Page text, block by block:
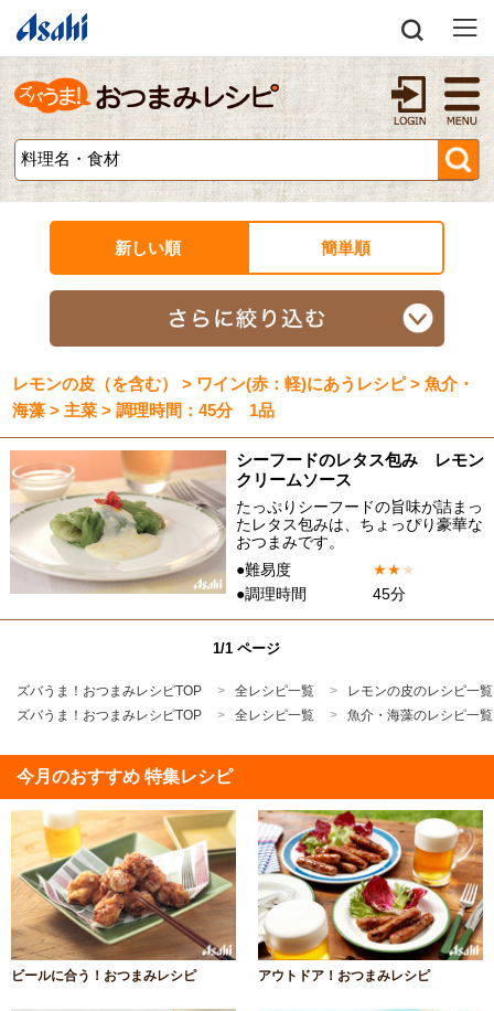
新しい順 簡単順
レモンの皮（を含む） > ワイン(赤：軽)にあうレシピ > 魚介・
海藻 > 主菜 > 調理時間：45分 1品
シーフードのレタス包み レモン
クリームソース
たっぷりシーフードの旨味が詰まっ
たレタス包みは、ちょっぴり豪華な
おつまみです。
●難易度
★★★
●調理時間
45分
1/1 ページ
ズバうま！おつまみレシピTOP 全レシピ一覧
レモンの皮のレシピ一覧
ズバうま！おつまみレシピTOP
全レシピ一覧 魚介・海藻のレシピ一覧
今月のおすすめ 特集レシピ
ビールに合う！おつまみレシピ アウトドア！おつまみレシピ